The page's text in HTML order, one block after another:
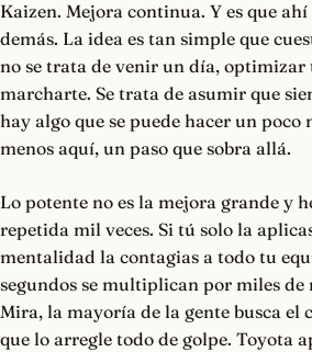
Kaizen. Mejora continua. Y es que
demás. La idea es tan simple que
no se trata de venir un día, optimizar
marcharte. Se trata de asumir que
hay algo que se puede hacer un poco
menos aquí, un paso que sobra allá.
Lo potente no es la mejora grande y
repetida mil veces. Si tú solo la
mentalidad la contagias a todo tu
segundos se multiplican por miles de
Mira, la mayoría de la gente busca el
que lo arregle todo de golpe. Toyota